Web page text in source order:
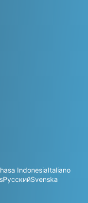
IndonesiaItaliano
РусскийSvenska